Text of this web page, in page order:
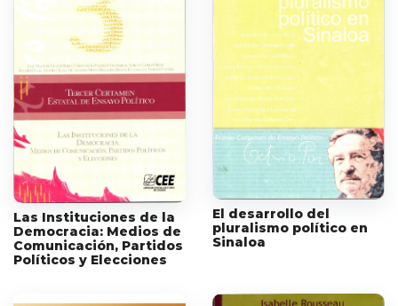
Las Instituciones de la
Democracia: Medios de
Comunicación, Partidos
Políticos y Elecciones
El desarrollo del
pluralismo político en
Sinaloa